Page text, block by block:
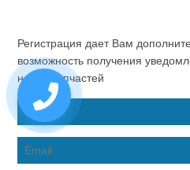
Регистрация дает Вам
возможность получения
новых запчастей